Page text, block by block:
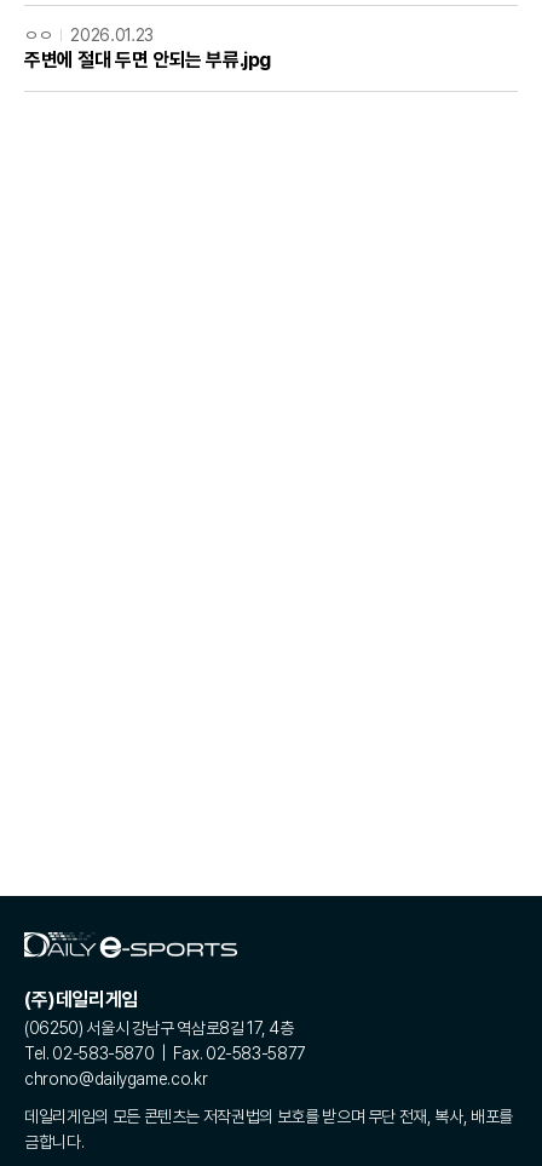
ㅇㅇ 2026.01.23
주변에 절대 두면 안되는 부류.jpg
(주)데일리게임
(06250) 서울시 강남구 역삼로8길 17, 4층
Tel. 02-583-5870 | Fax. 02-583-5877
chrono@dailygame.co.kr
데일리게임의 모든 콘텐츠는 저작권법의 보호를 받으며 무단 전재, 복사, 배포를
금합니다.